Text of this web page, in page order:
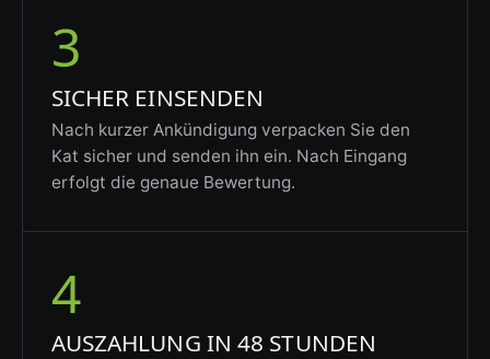
3
SICHER EINSENDEN
Nach kurzer Ankündigung verpacken Sie den
Kat sicher und senden ihn ein. Nach Eingang
erfolgt die genaue Bewertung.
4
AUSZAHLUNG IN 48 STUNDEN